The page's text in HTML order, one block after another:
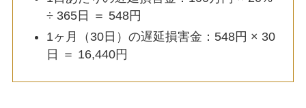
÷ 365日 ＝ 548円
1ヶ月（30日）の遅延損害金：548円 × 30
日 ＝ 16,440円